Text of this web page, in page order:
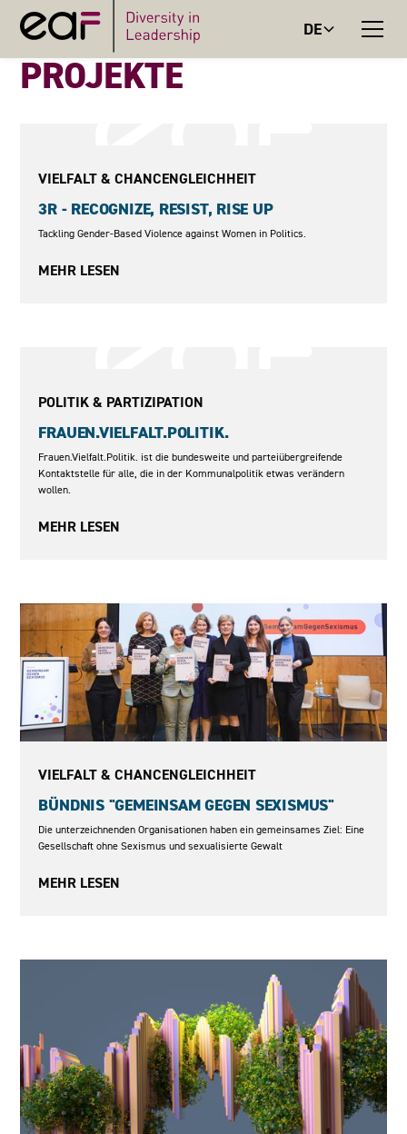
DE
PROJEKTE
VIELFALT & CHANCENGLEICHHEIT
3R - RECOGNIZE, RESIST, RISE UP
Tackling Gender-Based Violence against Women in Politics.
MEHR LESEN
POLITIK & PARTIZIPATION
FRAUEN.VIELFALT.POLITIK.
Frauen.Vielfalt.Politik. ist die bundesweite und parteiübergreifende
Kontaktstelle für alle, die in der Kommunalpolitik etwas verändern
wollen.
MEHR LESEN
VIELFALT & CHANCENGLEICHHEIT
BÜNDNIS "GEMEINSAM GEGEN SEXISMUS"
Die unterzeichnenden Organisationen haben ein gemeinsames Ziel: Eine
Gesellschaft ohne Sexismus und sexualisierte Gewalt
MEHR LESEN